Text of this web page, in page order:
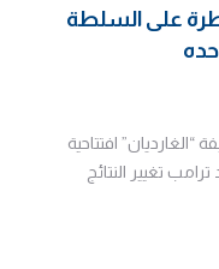
على السلطة
افتتاحية
تغيير النتائج